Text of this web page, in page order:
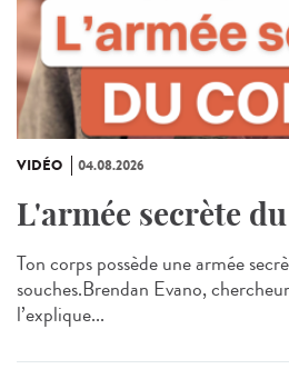
VIDÉO 04.08.2026
L'armée secrète
Ton corps possède une armée
souches.Brendan Evano,
l’explique...